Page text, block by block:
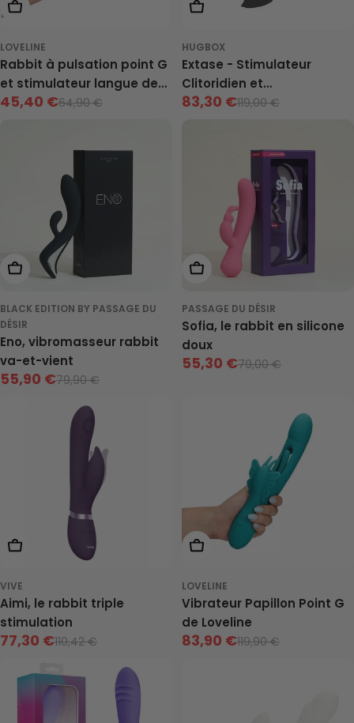
Ajouter Au Panier
LOVELINE
Rabbit à pulsation point G
et stimulateur langue de
Loveline
Prix
45,40 €
Prix 64,90 €
Choisis Les Options
HUGBOX
Extase - Stimulateur
Clitoridien et
Vibromasseur
Prix
83,30 €
Prix
119,00 €
Ajouter Au Panier
BLACK EDITION BY PASSAGE DU
DÉSIR
Eno, vibromasseur rabbit
va-et-vient
Prix
55,90 €
Prix 79,90 €
Ajouter Au Panier
PASSAGE DU DÉSIR
Sofia, le rabbit en silicone
doux
Prix
55,30 €
Prix
79,00 €
Choisis Les Options
VIVE
Aimi, le rabbit triple
stimulation
Prix
vente
77,30 €
Prix
neuf
110,42 €
Ajouter Au Panier
LOVELINE
Vibrateur Papillon Point G
de Loveline
Prix
83,90 €
Prix
119,90 €